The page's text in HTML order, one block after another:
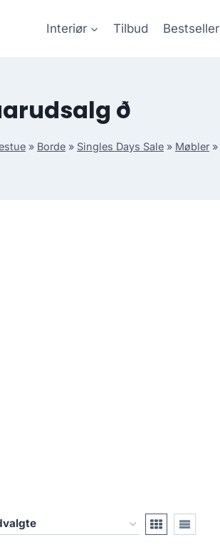
Interiør Tilbud Bestseller
ð
» Borde » Singles Days Sale » Møbler »